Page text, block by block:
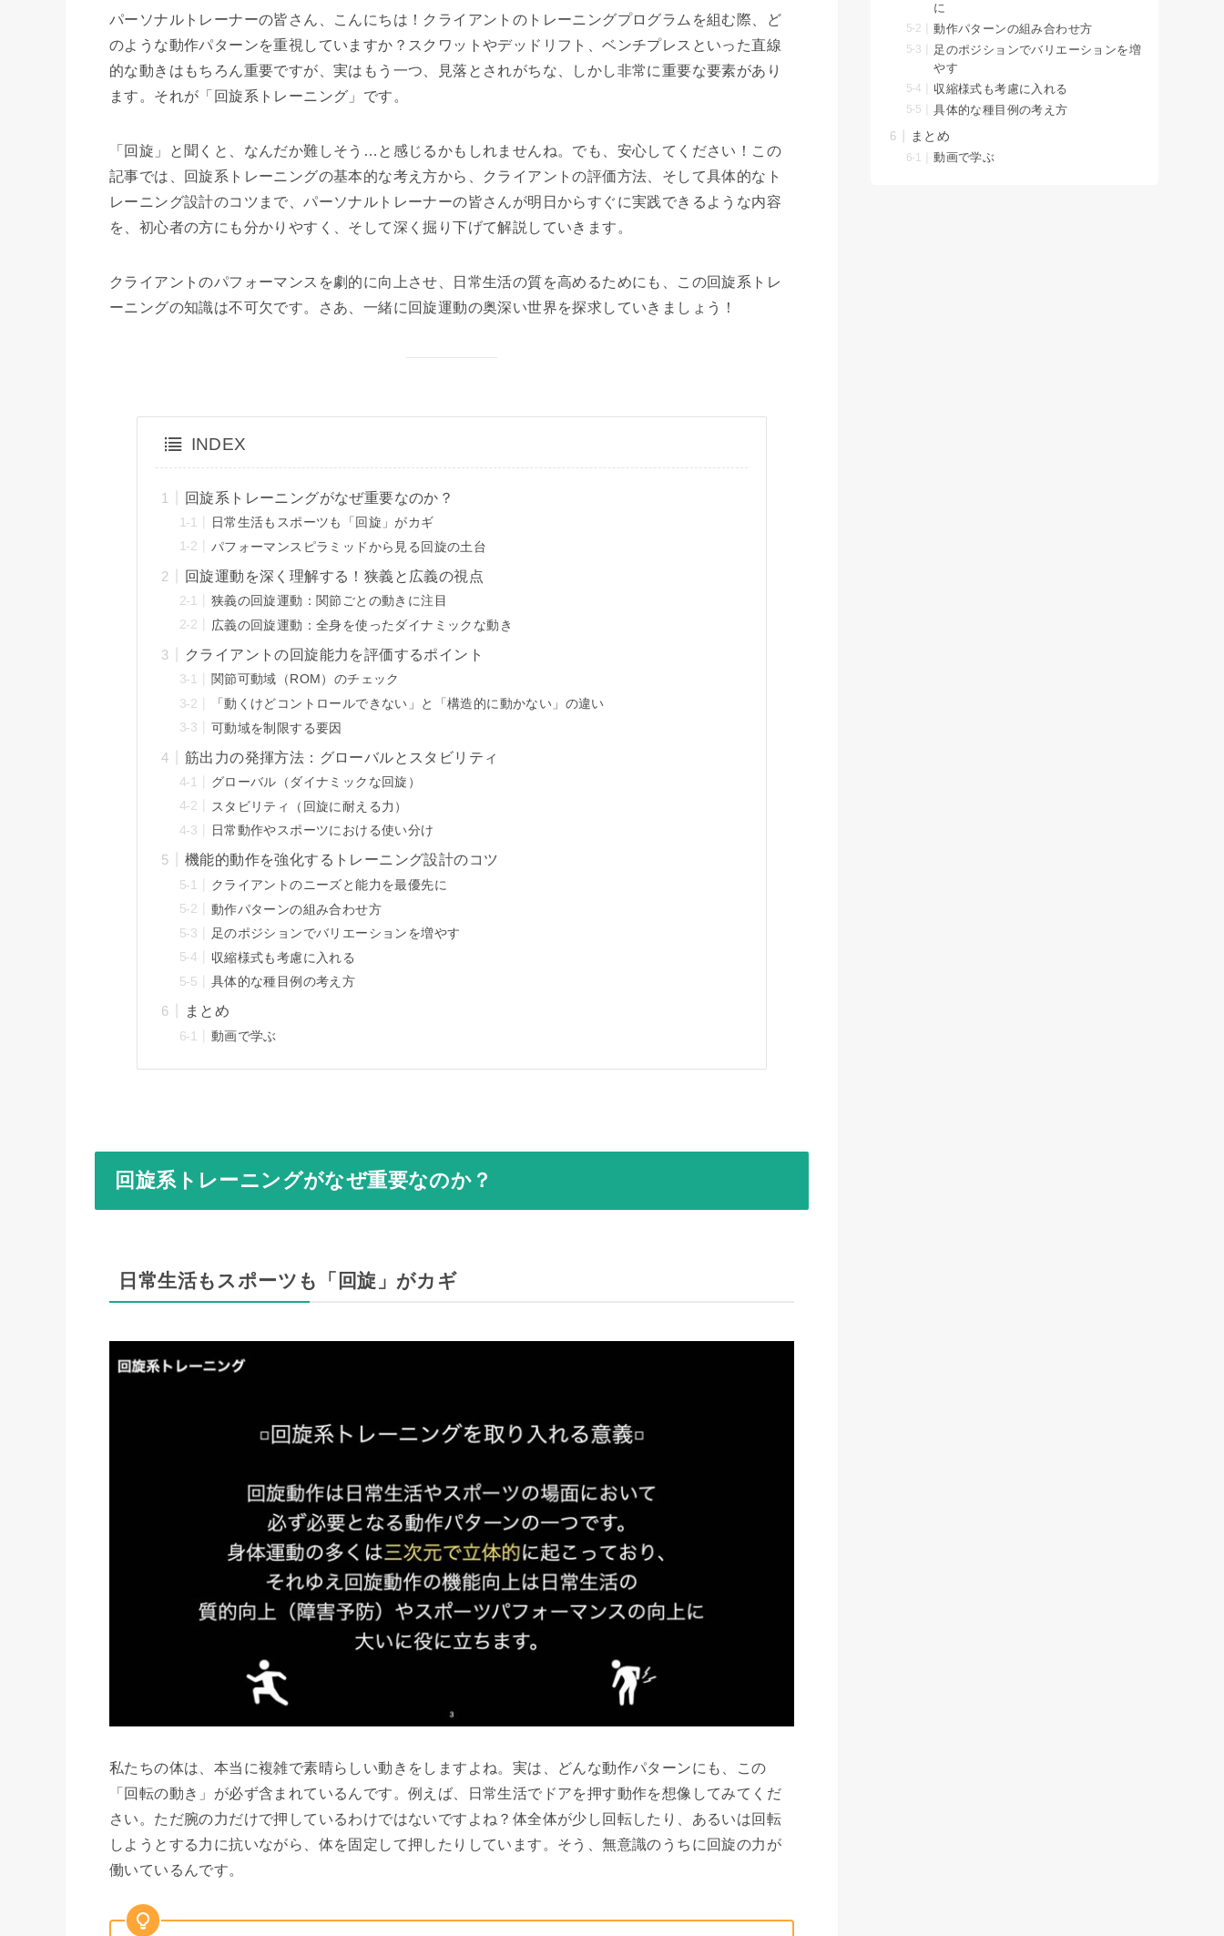
パーソナルトレーナーの皆さん、こんにちは！クライアントのトレーニングプログラムを組む際、ど
のような動作パターンを重視していますか？スクワットやデッドリフト、ベンチプレスといった直線
的な動きはもちろん重要ですが、実はもう一つ、見落とされがちな、しかし非常に重要な要素があり
ます。それが「回旋系トレーニング」です。
「回旋」と聞くと、なんだか難しそう…と感じるかもしれませんね。でも、安心してください！この
記事では、回旋系トレーニングの基本的な考え方から、クライアントの評価方法、そして具体的なト
レーニング設計のコツまで、パーソナルトレーナーの皆さんが明日からすぐに実践できるような内容
を、初心者の方にも分かりやすく、そして深く掘り下げて解説していきます。
クライアントのパフォーマンスを劇的に向上させ、日常生活の質を高めるためにも、この回旋系トレ
ーニングの知識は不可欠です。さあ、一緒に回旋運動の奥深い世界を探求していきましょう！
INDEX
回旋系トレーニングがなぜ重要なのか？
日常生活もスポーツも「回旋」がカギ
パフォーマンスピラミッドから見る回旋の土台
回旋運動を深く理解する！狭義と広義の視点
狭義の回旋運動：関節ごとの動きに注目
広義の回旋運動：全身を使ったダイナミックな動き
クライアントの回旋能力を評価するポイント
関節可動域（ROM）のチェック
「動くけどコントロールできない」と「構造的に動かない」の違い
可動域を制限する要因
筋出力の発揮方法：グローバルとスタビリティ
グローバル（ダイナミックな回旋）
スタビリティ（回旋に耐える力）
日常動作やスポーツにおける使い分け
機能的動作を強化するトレーニング設計のコツ
クライアントのニーズと能力を最優先に
動作パターンの組み合わせ方
足のポジションでバリエーションを増やす
収縮様式も考慮に入れる
具体的な種目例の考え方
まとめ
動画で学ぶ
回旋系トレーニングがなぜ重要なのか？
日常生活もスポーツも「回旋」がカギ
私たちの体は、本当に複雑で素晴らしい動きをしますよね。実は、どんな動作パターンにも、この
「回転の動き」が必ず含まれているんです。例えば、日常生活でドアを押す動作を想像してみてくだ
さい。ただ腕の力だけで押しているわけではないですよね？体全体が少し回転したり、あるいは回転
しようとする力に抗いながら、体を固定して押したりしています。そう、無意識のうちに回旋の力が
働いているんです。
に
動作パターンの組み合わせ方
足のポジションでバリエーションを増
やす
収縮様式も考慮に入れる
具体的な種目例の考え方
まとめ
動画で学ぶ